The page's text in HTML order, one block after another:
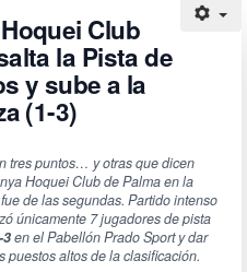
Club
la Pista de
y sube a la
(1-3)
tres puntos… y otras que dicen
Hoquei Club de Palma en la
de las segundas. Partido intenso
únicamente 7 jugadores de pista
3en el Pabellón Prado Sport y dar
puestos altos de la clasificación.